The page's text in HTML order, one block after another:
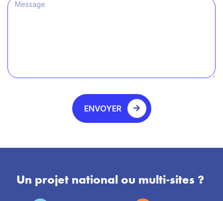
ENVOYER
Un projet national ou multi-sites ?